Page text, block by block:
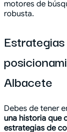
motores de
robusta.
Albacete
Debes de tener
una historia que
estrategias de